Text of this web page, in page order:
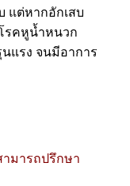
แต่หากอักเสบ
รคหูน้ำหนวก
แรง จนมีอาการ
มารถปรึกษา